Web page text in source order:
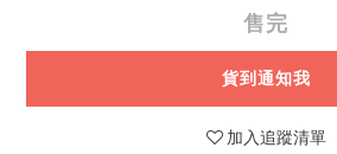
售完
貨到通知我
加入追蹤清單